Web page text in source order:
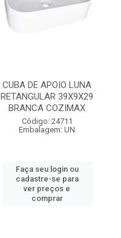
CUBA DE APOIO LUNA
RETANGULAR 39X9X29
BRANCA COZIMAX
Código: 24711
Embalagem: UN
Faça seu login ou
cadastre-se para
ver preços e
comprar